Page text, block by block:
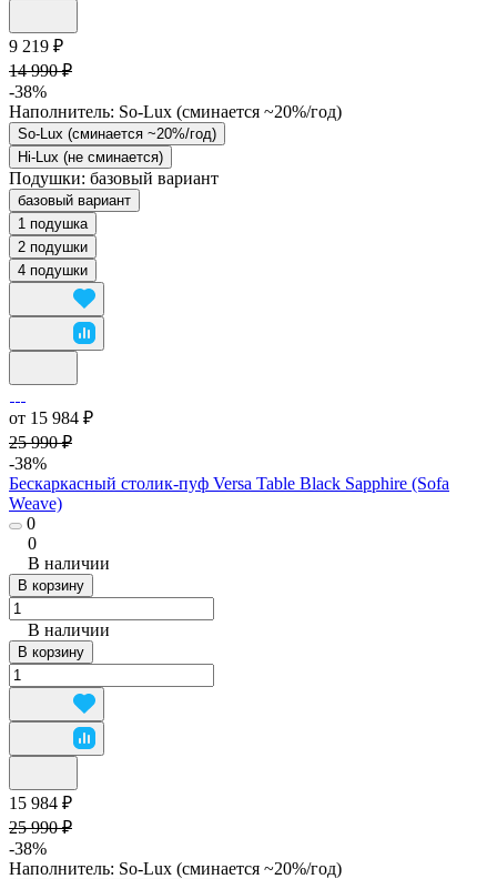
9 219 ₽
14 990 ₽
-38%
Наполнитель: So-Lux (cминается ~20%/год)
So-Lux (cминается ~20%/год)
Hi-Lux (не сминается)
Подушки: базовый вариант
базовый вариант
1 подушка
2 подушки
4 подушки
от 15 984 ₽
25 990 ₽
-38%
Бескаркасный столик-пуф Versa Table Black Sapphire (Sofa
Weave)
0
0
В наличии
В корзину
В наличии
В корзину
15 984 ₽
25 990 ₽
-38%
Наполнитель: So-Lux (cминается ~20%/год)